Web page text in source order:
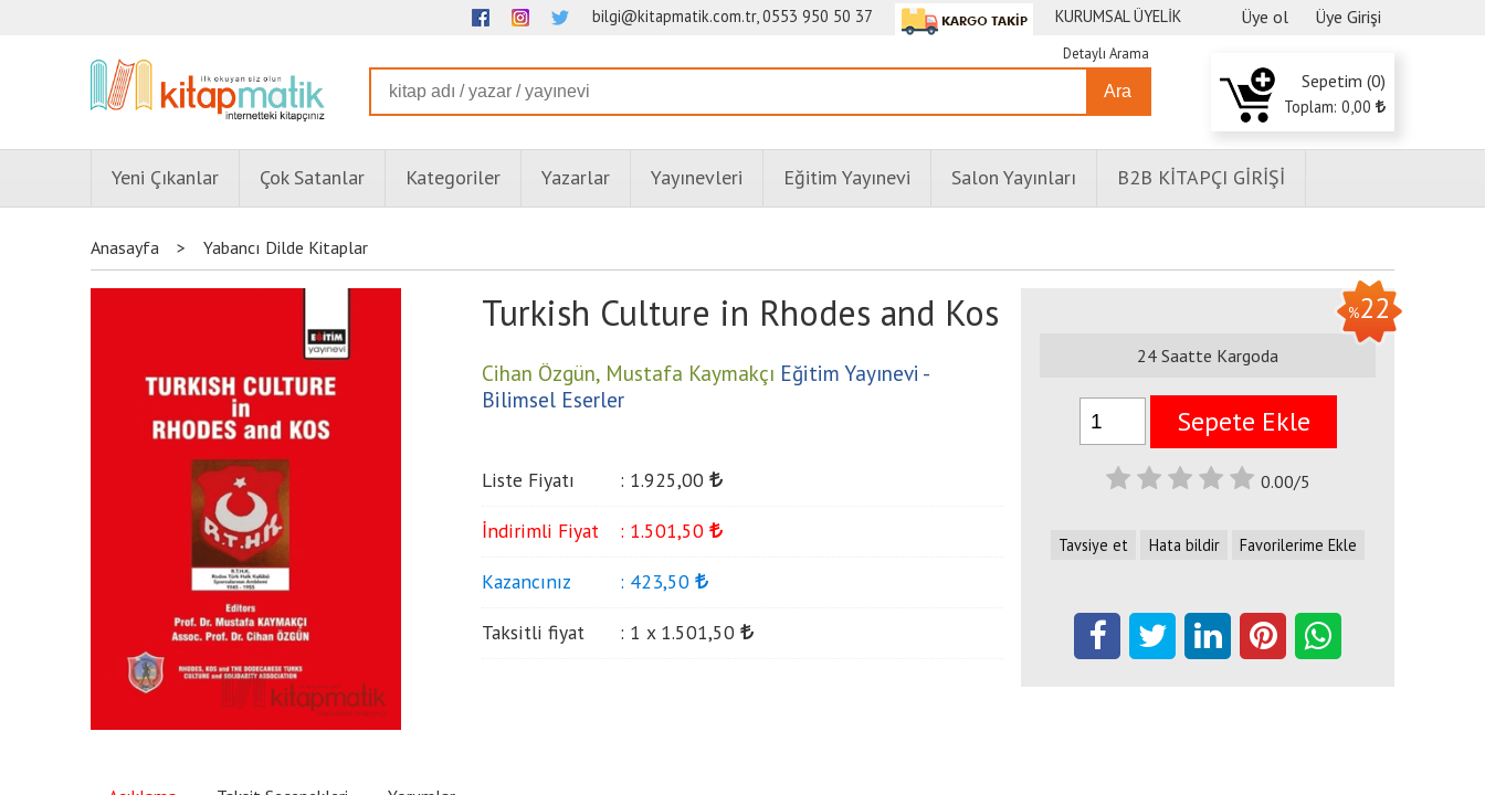
Üye ol Üye Girişi
bilgi@kitapmatik.com.tr, 0553 950 50 37 KURUMSAL ÜYELİK
Ara
Detaylı Arama
Sepetim (0)
Toplam: 0 ,00
Yeni Çıkanlar Çok Satanlar Kategoriler Yazarlar Yayınevleri Eğitim Yayınevi Salon Yayınları B2B KİTAPÇI GİRİŞİ
Anasayfa > Yabancı Dilde Kitaplar
Turkish Culture in Rhodes and Kos
Cihan Özgün, Mustafa Kaymakçı Eğitim Yayınevi -
Bilimsel Eserler
Liste Fiyatı : 1.925,00
İndirimli Fiyat : 1.501,50
Kazancınız : 423,50
Taksitli fiyat : 1 x 1.501,50
%22
24 Saatte Kargoda
Sepete Ekle
0.00/5
Tavsiye et Hata bildir Favorilerime Ekle